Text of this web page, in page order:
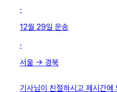
·
12월 29일 운송
·
서울 → 경북
기사님이 친절하시고 제시간